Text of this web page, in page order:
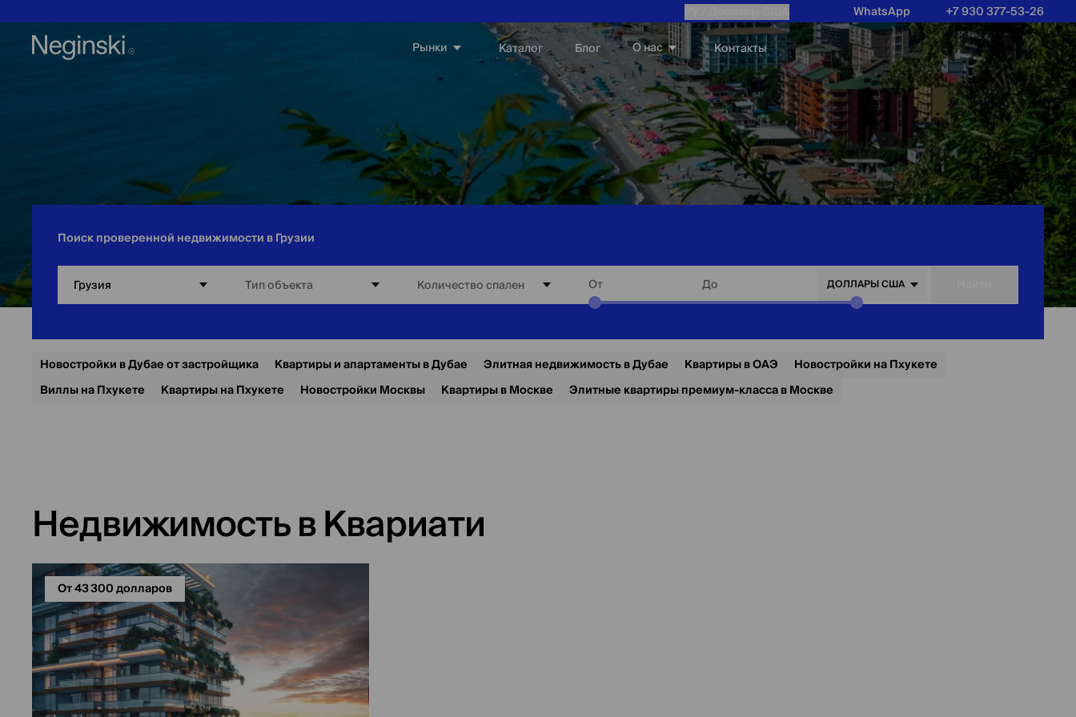
WhatsApp
+7 930 377-53-26
Рынки
Каталог Блог О нас Контакты
Поиск проверенной недвижимости в Грузии
Грузия Тип объекта Количество спален От До ДОЛЛАРЫ США
Новостройки в Дубае от застройщика Квартиры и апартаменты в Дубае Элитная недвижимость в Дубае Квартиры в ОАЭ
Новостройки на Пхукете
Виллы на Пхукете
Квартиры на Пхукете Новостройки Москвы Квартиры в Москве Элитные квартиры премиум-класса в Москве
Недвижимость в Квариати
От 43 300 долларов